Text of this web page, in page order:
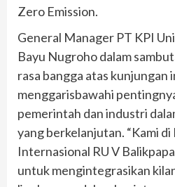
Zero Emission.
General Manager PT KPI
Bayu Nugroho dalam
rasa bangga atas kunjungan
menggarisbawahi
pemerintah dan industri
yang berkelanjutan. “Kami
Internasional RU V
untuk mengintegrasikan